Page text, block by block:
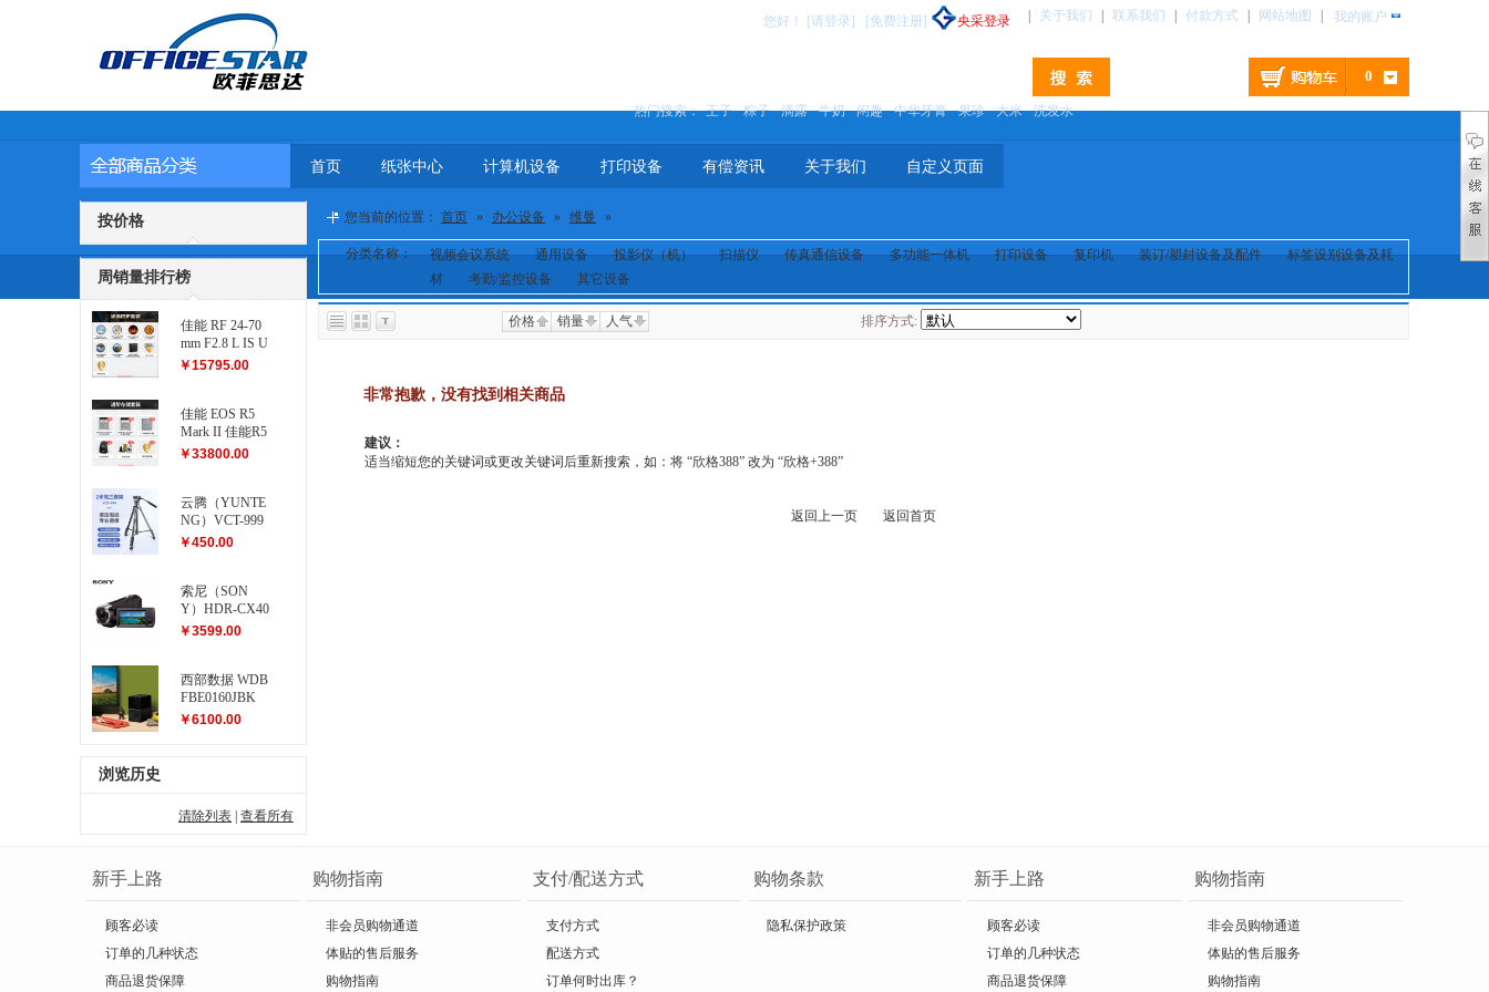
我的账户
关于我们 联系我们 付款方式 网站地图
您好 ！ [请登录] [免费注册] 央采登录
0
热门搜索： 王子 粽子 滴露 牛奶 闲趣 中华牙膏 果珍 大米 洗发水
首页 纸张中心 计算机设备 打印设备 有偿资讯 关于我们 自定义页面
您当前的位置： 首页 » 办公设备 » 维曼 »
分类名称： 视频会议系统 通用设备 投影仪（机） 扫描仪 传真通信设备 多功能一体机 打印设备 复印机 装订/塑封设备及配件
标签设别设备及耗
材
考勤/监控设备 其它设备
价格 销量 人气 排序方式:
非常抱歉，没有找到相关商品
建议：
适当缩短您的关键词或更改关键词后重新搜索，如：将 “欣格388” 改为 “欣格+388”
返回上一页 返回首页
按价格
周销量排行榜
佳能 RF 24-70
mm F2.8 L IS U
SM 滤镜防护
￥15795.00
佳能 EOS R5
Mark II 佳能R5
二代...
￥33800.00
云腾（YUNTE
NG）VCT-999
大型三脚架
￥450.00
索尼（SON
Y）HDR-CX40
5 高清数码摄
￥3599.00
西部数据 WDB
FBE0160JBK
My Book Duo...
￥6100.00
浏览历史
清除列表 查看所有
新手上路
顾客必读
订单的几种状态
商品退货保障
购物指南
非会员购物通道
体贴的售后服务
购物指南
支付/配送方式
支付方式
配送方式
订单何时出库？
购物条款
隐私保护政策
新手上路
顾客必读
订单的几种状态
商品退货保障
购物指南
非会员购物通道
体贴的售后服务
购物指南